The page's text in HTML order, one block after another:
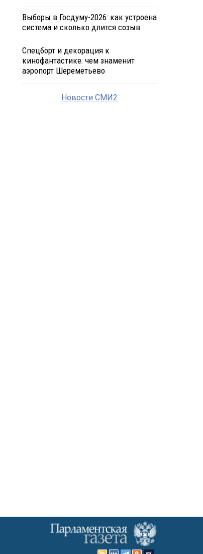
Выборы в Госдуму-2026: как устроена
система и сколько длится созыв
Спецборт и декорация к
кинофантастике: чем знаменит
аэропорт Шереметьево
Новости СМИ2